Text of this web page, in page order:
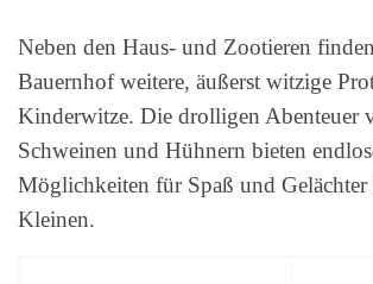
Neben den Haus- und Zootieren
Bauernhof weitere, äußerst witzige
Kinderwitze. Die drolligen Abenteuer
Schweinen und Hühnern bieten
Möglichkeiten für Spaß und Gelächter
Kleinen.